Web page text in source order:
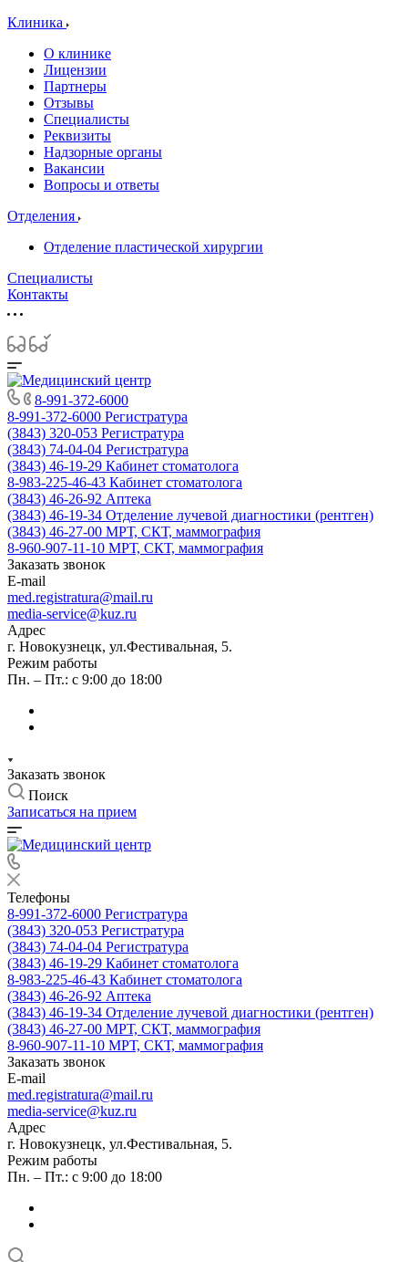
Клиника
О клинике
Лицензии
Партнеры
Отзывы
Специалисты
Реквизиты
Надзорные органы
Вакансии
Вопросы и ответы
Отделения
Отделение пластической хирургии
Специалисты
Контакты
8-991-372-6000
8-991-372-6000 Регистратура
(3843) 320-053 Регистратура
(3843) 74-04-04 Регистратура
(3843) 46-19-29 Кабинет стоматолога
8-983-225-46-43 Кабинет стоматолога
(3843) 46-26-92 Аптека
(3843) 46-19-34 Отделение лучевой диагностики (рентген)
(3843) 46-27-00 МРТ, СКТ, маммография
8-960-907-11-10 МРТ, СКТ, маммография
Заказать звонок
E-mail
med.registratura@mail.ru
media-service@kuz.ru
Адрес
г. Новокузнецк, ул.Фестивальная, 5.
Режим работы
Пн. – Пт.: с 9:00 до 18:00
Заказать звонок
Поиск
Записаться на прием
Телефоны
8-991-372-6000 Регистратура
(3843) 320-053 Регистратура
(3843) 74-04-04 Регистратура
(3843) 46-19-29 Кабинет стоматолога
8-983-225-46-43 Кабинет стоматолога
(3843) 46-26-92 Аптека
(3843) 46-19-34 Отделение лучевой диагностики (рентген)
(3843) 46-27-00 МРТ, СКТ, маммография
8-960-907-11-10 МРТ, СКТ, маммография
Заказать звонок
E-mail
med.registratura@mail.ru
media-service@kuz.ru
Адрес
г. Новокузнецк, ул.Фестивальная, 5.
Режим работы
Пн. – Пт.: с 9:00 до 18:00